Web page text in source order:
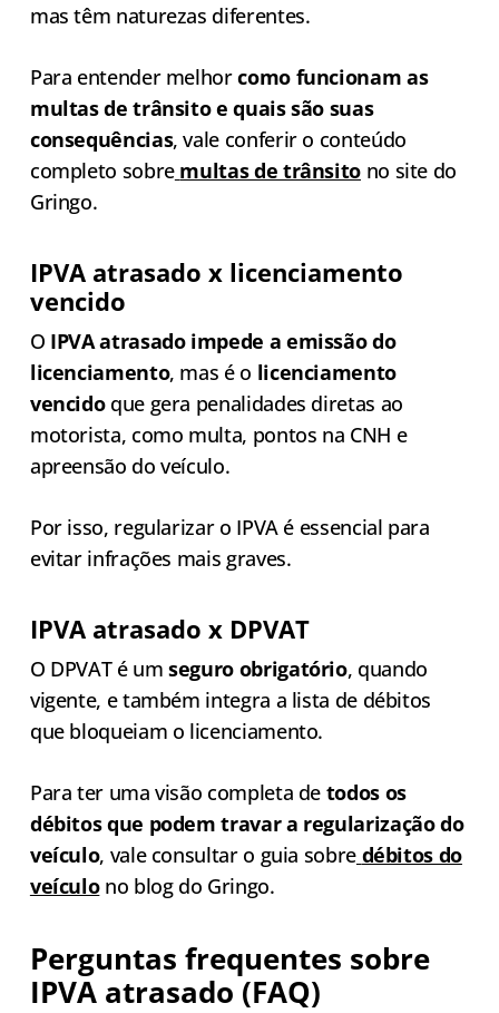
mas têm naturezas diferentes.
Para entender melhorcomo funcionam as
multas de trânsito e quais são suas
consequências, vale conferir o conteúdo
completo sobre multas de trânsito no site do
Gringo.
IPVA atrasado x licenciamento
vencido
O IPVA atrasado impede a emissão do
licenciamento, mas é o licenciamento
vencidoque gera penalidades diretas ao
motorista, como multa, pontos na CNH e
apreensão do veículo.
Por isso, regularizar o IPVA é essencial para
evitar infrações mais graves.
IPVA atrasado x DPVAT
O DPVAT é umseguro obrigatório, quando
vigente, e também integra a lista de débitos
que bloqueiam o licenciamento.
Para ter uma visão completa de todos os
débitos que podem travar a regularização do
veículo, vale consultar o guia sobre débitos do
veículono blog do Gringo.
Perguntas frequentes sobre
IPVA atrasado (FAQ)